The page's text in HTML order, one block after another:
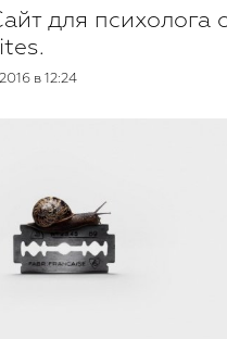
для психолога
в 12:24